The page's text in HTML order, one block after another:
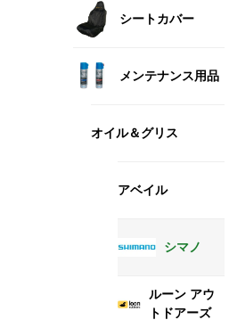
シートカバー
メンテナンス用品
オイル＆グリス
アベイル
シマノ
ルーン アウ
トドアーズ